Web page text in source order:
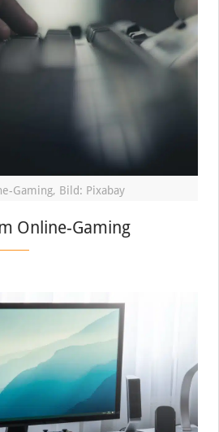
Gaming, Bild: Pixabay
Online-Gaming